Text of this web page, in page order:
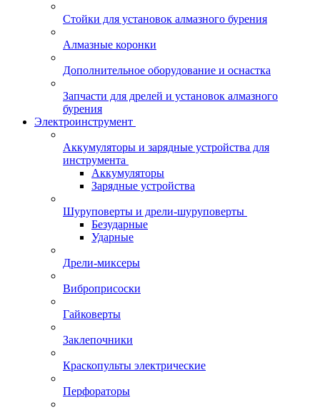
Стойки для установок алмазного бурения
Алмазные коронки
Дополнительное оборудование и оснастка
Запчасти для дрелей и установок алмазного
бурения
Электроинструмент
Аккумуляторы и зарядные устройства для
инструмента
Аккумуляторы
Зарядные устройства
Шуруповерты и дрели-шуруповерты
Безударные
Ударные
Дрели-миксеры
Виброприсоски
Гайковерты
Заклепочники
Краскопульты электрические
Перфораторы